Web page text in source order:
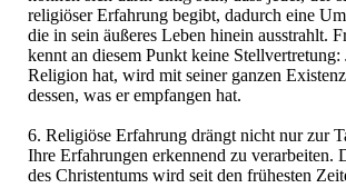
religiöser Erfahrung begibt, dadurch eine
die in sein äußeres Leben hinein ausstrahlt.
kennt an diesem Punkt keine Stellvertretung:
Religion hat, wird mit seiner ganzen
dessen, was er empfangen hat.
6. Religiöse Erfahrung drängt nicht nur zur
Ihre Erfahrungen erkennend zu verarbeiten.
des Christentums wird seit den frühesten